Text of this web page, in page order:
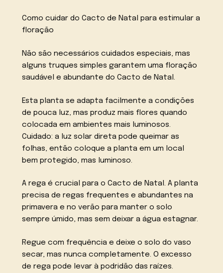
Como cuidar do Cacto de Natal para estimular a
floração
Não são necessários cuidados especiais, mas
alguns truques simples garantem uma floração
saudável e abundante do Cacto de Natal.
Esta planta se adapta facilmente a condições
de pouca luz, mas produz mais flores quando
colocada em ambientes mais luminosos.
Cuidado: a luz solar direta pode queimar as
folhas, então coloque a planta em um local
bem protegido, mas luminoso.
A rega é crucial para o Cacto de Natal. A planta
precisa de regas frequentes e abundantes na
primavera e no verão para manter o solo
sempre úmido, mas sem deixar a água estagnar.
Regue com frequência e deixe o solo do vaso
secar, mas nunca completamente. O excesso
de rega pode levar à podridão das raízes.